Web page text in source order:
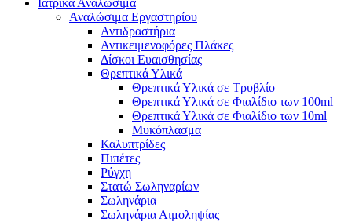
Ιατρικά Αναλώσιμα
Αναλώσιμα Εργαστηρίου
Αντιδραστήρια
Αντικειμενοφόρες Πλάκες
Δίσκοι Ευαισθησίας
Θρεπτικά Υλικά
Θρεπτικά Υλικά σε Τρυβλίο
Θρεπτικά Υλικά σε Φιαλίδιο των 100ml
Θρεπτικά Υλικά σε Φιαλίδιο των 10ml
Μυκόπλασμα
Καλυπτρίδες
Πιπέτες
Ρύγχη
Στατώ Σωληναρίων
Σωληνάρια
Σωληνάρια Αιμοληψίας